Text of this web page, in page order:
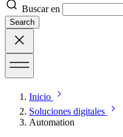
Buscar en
Search
Inicio
Soluciones digitales
Automation